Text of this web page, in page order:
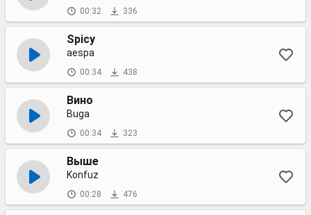
00:32 336
Spicy
aespa
00:34 438
Вино
Buga
00:34 323
Выше
Konfuz
00:28 476